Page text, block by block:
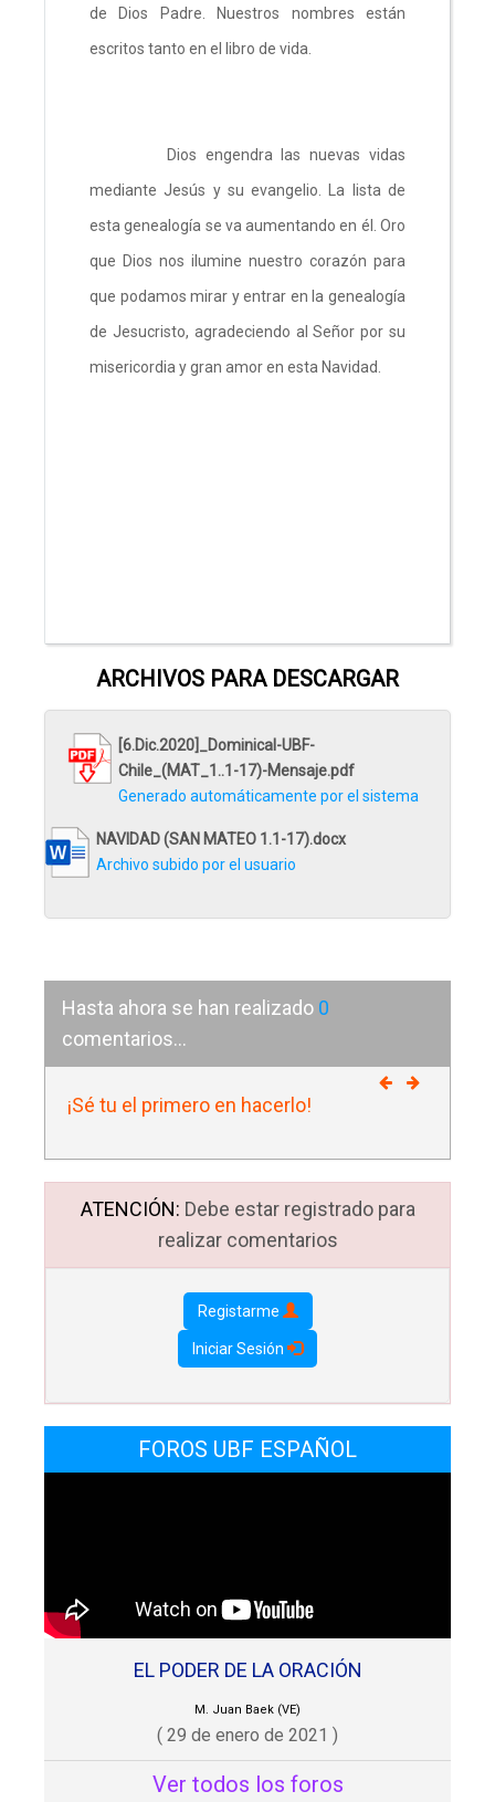
de Dios Padre. Nuestros nombres están
escritos tanto en el libro de vida.
Dios engendra las nuevas vidas
mediante Jesús y su evangelio. La lista de
esta genealogía se va aumentando en él. Oro
que Dios nos ilumine nuestro corazón para
que podamos mirar y entrar en la genealogía
de Jesucristo, agradeciendo al Señor por su
misericordia y gran amor en esta Navidad.
ARCHIVOS PARA DESCARGAR
[6.Dic.2020]_Dominical-UBF-
Chile_(MAT_1..1-17)-Mensaje.pdf
Generado automáticamente por el sistema
NAVIDAD (SAN MATEO 1.1-17).docx
Archivo subido por el usuario
Hasta ahora se han realizado 0
comentarios...
¡Sé tu el primero en hacerlo!
ATENCIÓN: Debe estar registrado para
realizar comentarios
Registarme
Iniciar Sesión
FOROS UBF ESPAÑOL
EL PODER DE LA ORACIÓN
M. Juan Baek (VE)
( 29 de enero de 2021 )
Ver todos los foros